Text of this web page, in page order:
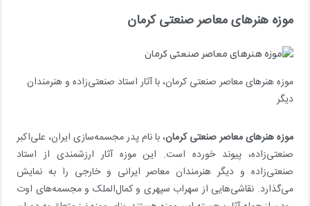
موزه هنرهای معاصر صنعتی کرمان
موزه هنرهای معاصر صنعتی کرمان، با آثار استاد صنعتی‌زاده و هنرمندان
دیگر
موزه هنرهای معاصر صنعتی کرمان، با نام پدر مجسمه‌سازی ایران، علی‌اکبر
صنعتی‌زاده، پیوند خورده است. این موزه آثار ارزشمندی از استاد
صنعتی‌زاده و دیگر هنرمندان معاصر ایرانی و خارجی را به نمایش
می‌گذارد. نقاشی‌هایی از سهراب سپهری و کمال‌الملک و مجسمه‌های اوت